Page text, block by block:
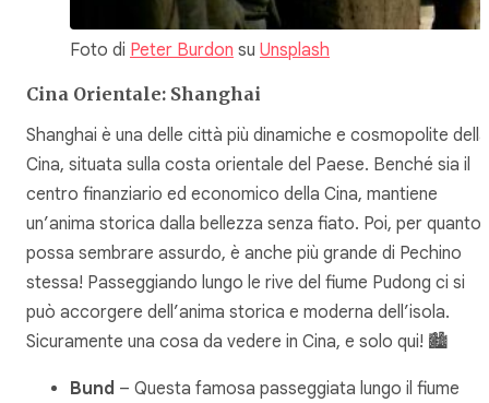
Foto di Peter Burdon su Unsplash
Cina Orientale: Shanghai
Shanghai è una delle città più dinamiche e cosmopolite della
Cina, situata sulla costa orientale del Paese. Benché sia il
centro finanziario ed economico della Cina, mantiene
un’anima storica dalla bellezza senza fiato. Poi, per quanto
possa sembrare assurdo, è anche più grande di Pechino
stessa! Passeggiando lungo le rive del fiume Pudong ci si
può accorgere dell’anima storica e moderna dell’isola.
Sicuramente una cosa da vedere in Cina, e solo qui! 🏙️
Bund – Questa famosa passeggiata lungo il fiume